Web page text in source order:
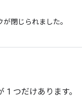
閉じられました。
1 つだけあります。